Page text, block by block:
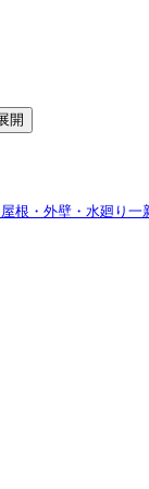
開
根・外壁・水廻り一